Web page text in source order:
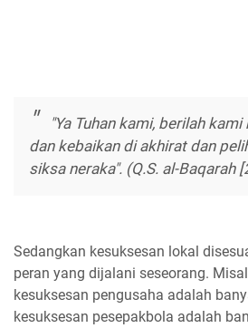
"Ya Tuhan kami, berilah
dan kebaikan di akhirat dan
siksa neraka". (Q.S. al-Baqarah
Sedangkan kesuksesan lokal
peran yang dijalani seseorang.
kesuksesan pengusaha adalah
kesuksesan pesepakbola adalah